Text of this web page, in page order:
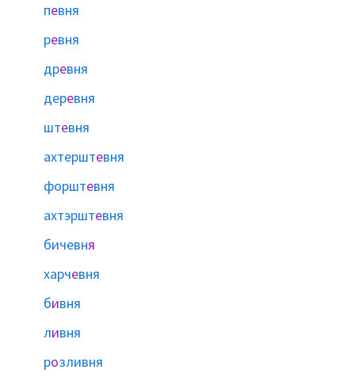
певня
ревня
древня
деревня
штевня
ахтерштевня
форштевня
ахтэрштевня
бичевня
харчевня
бивня
ливня
розливня